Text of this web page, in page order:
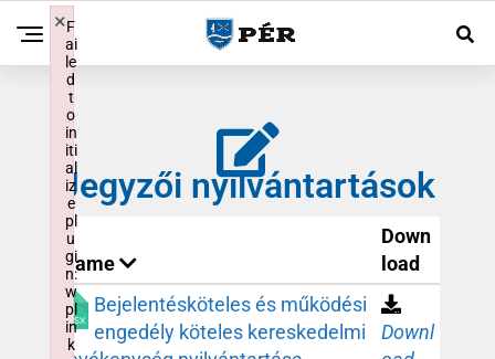
Jegyzői nyilvántartások
Name
Down
load
Bejelentésköteles és működési
engedély köteles kereskedelmi
Downl
F
ai
le
d
t
o
in
iti
al
iz
e
pl
u
gi
n:
w
pl
in
k
×